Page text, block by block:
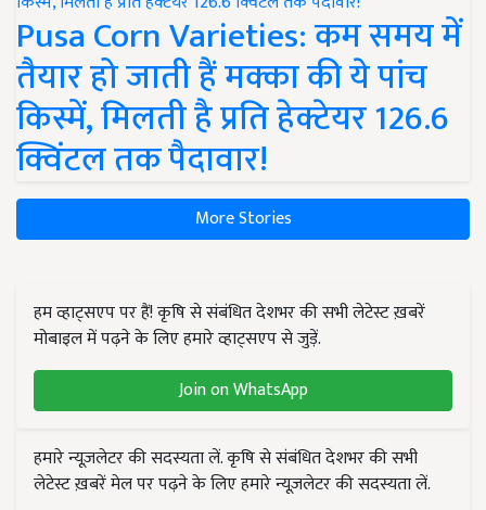
Pusa Corn Varieties: कम समय में
तैयार हो जाती हैं मक्का की ये पांच
किस्में, मिलती है प्रति हेक्टेयर 126.6
क्विंटल तक पैदावार!
More Stories
हम व्हाट्सएप पर हैं! कृषि से संबंधित देशभर की सभी लेटेस्ट ख़बरें
मोबाइल में पढ़ने के लिए हमारे व्हाट्सएप से जुड़ें.
Join on WhatsApp
हमारे न्यूज़लेटर की सदस्यता लें. कृषि से संबंधित देशभर की सभी
लेटेस्ट ख़बरें मेल पर पढ़ने के लिए हमारे न्यूज़लेटर की सदस्यता लें.